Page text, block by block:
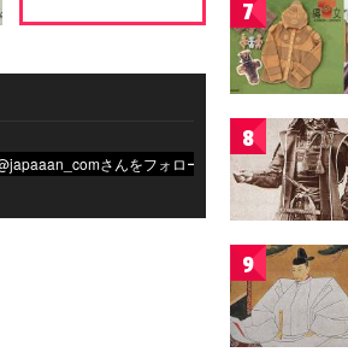
7
8
9